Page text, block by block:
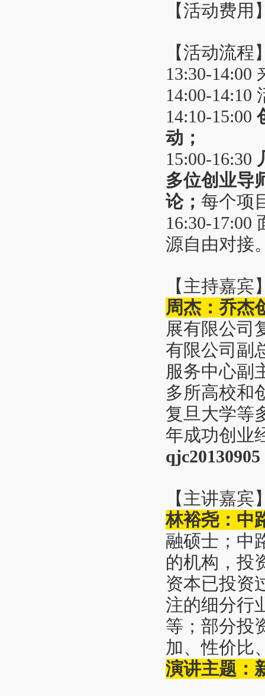
【活动费
【活动流程
13:30-14:00
14:00-14:10
14:10-15:00
动 ；
15:00-16:30
多位创业导
论； 每个项
16:30-
源自由对接
【主持嘉宾
周杰：乔杰
展有限公司
有限公司副
服务中心副
多所高校和
复旦大学等
年成功创业
qjc20130905
【主讲嘉宾
林裕尧：中
融硕士；中
的机构，投
资本已投资
注的细分行
等；部分投
加、性价比
演讲主题：